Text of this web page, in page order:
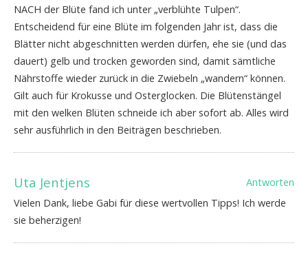
NACH der Blüte fand ich unter „verblühte Tulpen“.
Entscheidend für eine Blüte im folgenden Jahr ist, dass die
Blätter nicht abgeschnitten werden dürfen, ehe sie (und das
dauert) gelb und trocken geworden sind, damit sämtliche
Nährstoffe wieder zurück in die Zwiebeln „wandern“ können.
Gilt auch für Krokusse und Osterglocken. Die Blütenstängel
mit den welken Blüten schneide ich aber sofort ab. Alles wird
sehr ausführlich in den Beiträgen beschrieben.
Uta Jentjens
Antworten
Vielen Dank, liebe Gabi für diese wertvollen Tipps! Ich werde
sie beherzigen!